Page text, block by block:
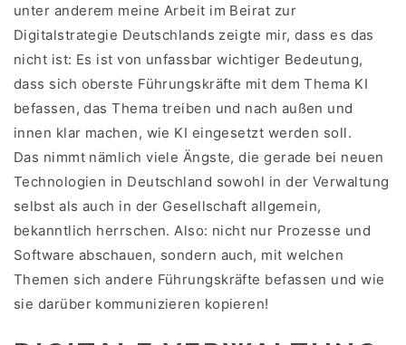
unter anderem meine Arbeit im Beirat zur
Digitalstrategie Deutschlands zeigte mir, dass es das
nicht ist: Es ist von unfassbar wichtiger Bedeutung,
dass sich oberste Führungskräfte mit dem Thema KI
befassen, das Thema treiben und nach außen und
innen klar machen, wie KI eingesetzt werden soll.
Das nimmt nämlich viele Ängste, die gerade bei neuen
Technologien in Deutschland sowohl in der Verwaltung
selbst als auch in der Gesellschaft allgemein,
bekanntlich herrschen. Also: nicht nur Prozesse und
Software abschauen, sondern auch, mit welchen
Themen sich andere Führungskräfte befassen und wie
sie darüber kommunizieren kopieren!